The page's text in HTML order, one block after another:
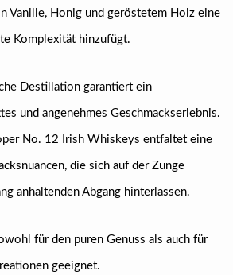
Vanille, Honig und geröstetem Holz eine
Komplexität hinzufügt.
Destillation garantiert ein
und angenehmes Geschmackserlebnis.
No. 12 Irish Whiskeys entfaltet eine
die sich auf der Zunge
anhaltenden Abgang hinterlassen.
für den puren Genuss als auch für
geeignet.